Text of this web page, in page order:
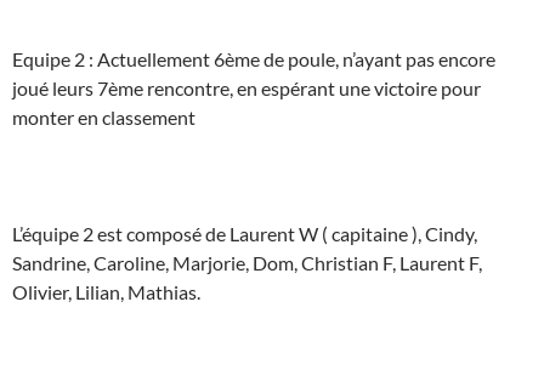
Equipe 2 : Actuellement 6ème de poule, n’ayant pas encore
joué leurs 7ème rencontre, en espérant une victoire pour
monter en classement
L’équipe 2 est composé de Laurent W ( capitaine ), Cindy,
Sandrine, Caroline, Marjorie, Dom, Christian F, Laurent F,
Olivier, Lilian, Mathias.